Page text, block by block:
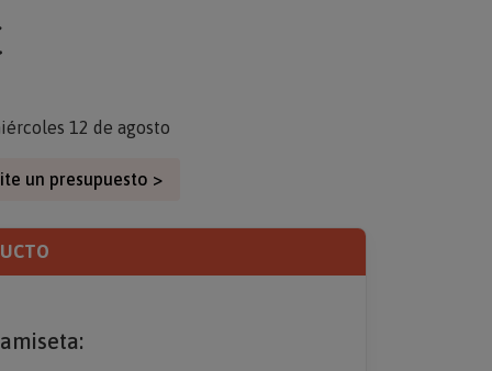
12 de agosto
un presupuesto >